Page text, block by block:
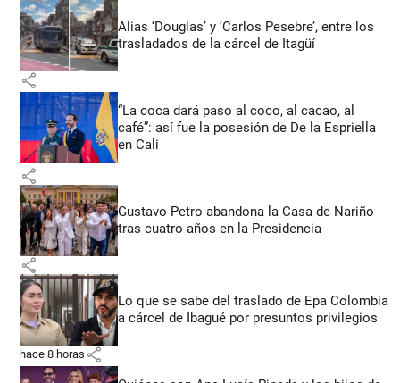
Alias ‘Douglas’ y ‘Carlos Pesebre’, entre los
trasladados de la cárcel de Itagüí
share
“La coca dará paso al coco, al cacao, al
café”: así fue la posesión de De la Espriella
en Cali
share
Gustavo Petro abandona la Casa de Nariño
tras cuatro años en la Presidencia
share
Lo que se sabe del traslado de Epa Colombia
a cárcel de Ibagué por presuntos privilegios
hace 8 horas share